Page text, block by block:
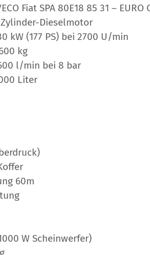
Fiat SPA 80E18 85 31 – EURO
Dieselmotor
kW (177 PS) bei 2700 U/min
kg
l/min bei 8 bar
Liter
60m
W Scheinwerfer)